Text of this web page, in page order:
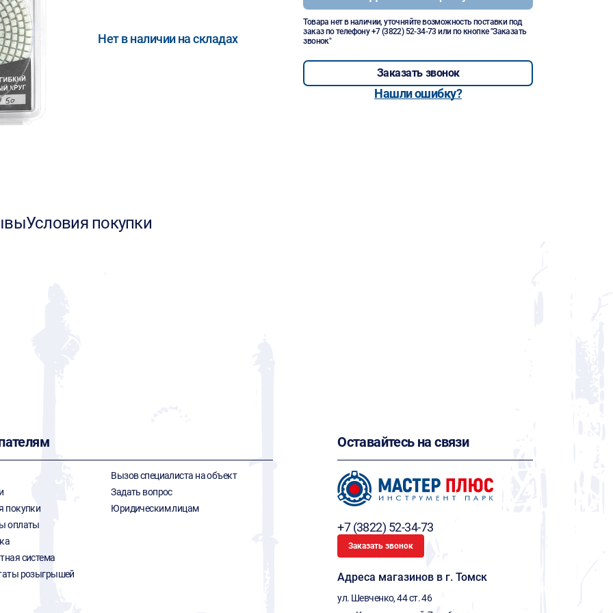
Нет в наличии на складах
Товара нет в наличии, уточняйте возможность поставки под
заказ по телефону+7 (3822) 52-34-73 или по кнопке "Заказать
звонок"
Заказать звонок
Нашли ошибку?
Условия покупки
покупки
оплаты
система
розыгрышей
Вызов специалиста на объект
Задать вопрос
Юридическим лицам
Оставайтесь на связи
+7 (3822) 52-34-73
Заказать звонок
Адреса магазинов в г. Томск
ул. Шевченко, 44 ст. 46